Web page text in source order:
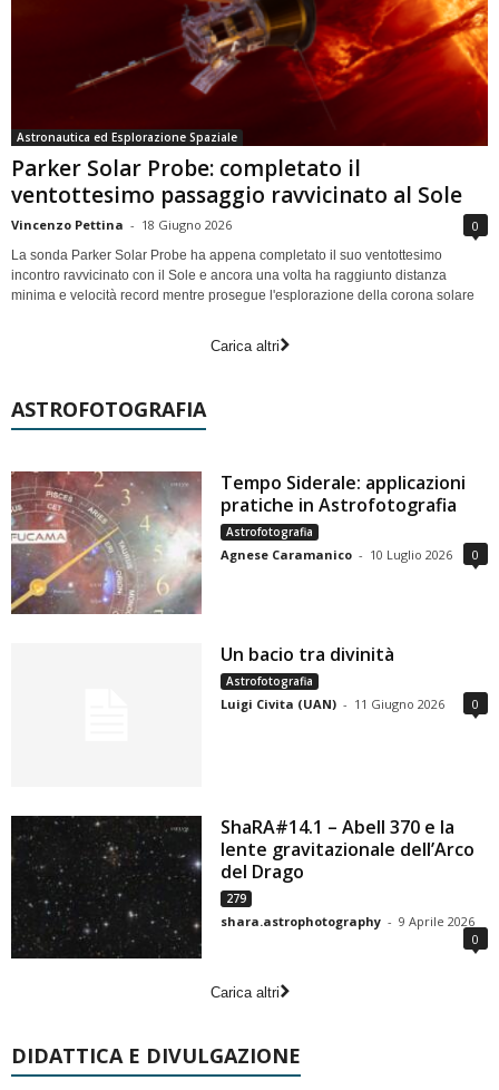
Astronautica ed Esplorazione Spaziale
Parker Solar Probe: completato il
ventottesimo passaggio ravvicinato al Sole
Vincenzo Pettina - 18 Giugno 2026 0
La sonda Parker Solar Probe ha appena completato il suo ventottesimo
incontro ravvicinato con il Sole e ancora una volta ha raggiunto distanza
minima e velocità record mentre prosegue l'esplorazione della corona solare
Carica altri
ASTROFOTOGRAFIA
Tempo Siderale: applicazioni
pratiche in Astrofotografia
Astrofotografia
Agnese Caramanico - 10 Luglio 2026 0
Un bacio tra divinità
Astrofotografia
Luigi Civita (UAN) - 11 Giugno 2026 0
ShaRA#14.1 – Abell 370 e la
lente gravitazionale dell’Arco
del Drago
279
shara.astrophotography - 9 Aprile 2026
0
Carica altri
DIDATTICA E DIVULGAZIONE